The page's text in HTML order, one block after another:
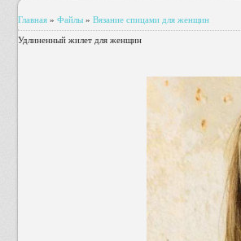
Главная » Файлы » Вязание спицами для женщин
Удлиненный жилет для женщин